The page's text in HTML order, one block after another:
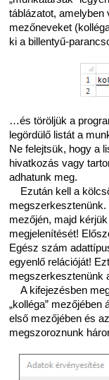
táblázatot, amelyben
mezőneveket
ki a billentyű-
…és töröljük a
legördülő listát a
Ne felejtsük, hogy a
hivatkozás vagy
adhatunk meg.
Ezután kell a
mezőjén, majd
megjelenítését!
Egész szám
egyenlő relációját!
megszerkesztenünk
A kifejezésben
„kolléga” mezőjében
első mezőjében és
megszoroznunk